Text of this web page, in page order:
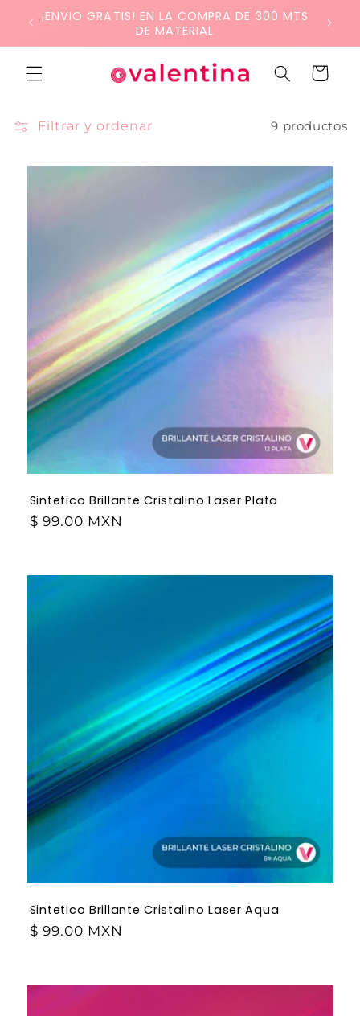
directamente
¡ENVIO GRATIS! EN LA COMPRA DE 300 MTS
DE MATERIAL
Carrito
Filtrar y ordenar 9 productos
Sintetico Brillante Cristalino Laser Plata
$ 99.00 MXN
Sintetico Brillante Cristalino Laser Aqua
$ 99.00 MXN